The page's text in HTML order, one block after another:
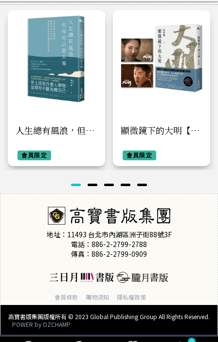
人生總有風浪，但你
別人的標準，擾亂自
己內心平靜，佛陀帶
你走出迷惘的力量之
書
會員限定
顯微鏡下的大明【限
視劇《顯微鏡下的大
明之絲絹案》原著小
說
會員限定
地址：11493 台北市內湖區洲子街88號3F
電話：886-2-2799-2788
傳真：886-2-2799-0909
會員條款 購物須知 隱私權政策
高寶書版集團版權所有 © 2023 Global Publishing Group All Rights Reserved.
POWER by OZCHAMP